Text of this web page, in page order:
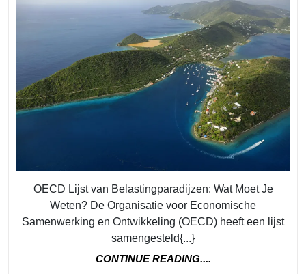
de
OECD-
lijst
op
OECD Lijst van Belastingparadijzen: Wat Moet Je
Weten? De Organisatie voor Economische
Samenwerking en Ontwikkeling (OECD) heeft een lijst
samengesteld{...}
CONTINUE READING....